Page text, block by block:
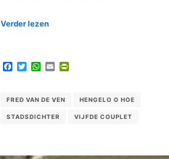
Verder lezen
Facebook
TwitterWhatsApp
Email
FRED VAN DE VEN HENGELO O HOE
STADSDICHTER VIJFDE COUPLET